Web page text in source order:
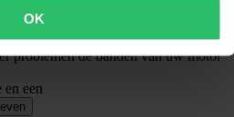
OK
12V sigarettenaansteker en heeft een
problemen de banden van uw motor
een